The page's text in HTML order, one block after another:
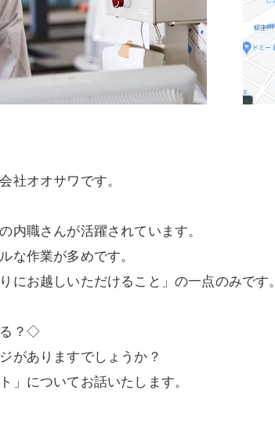
社オオサワです。
内職さんが活躍されています。
な作業が多めです。
にお越しいただけること」の一点のみです。
る？◇
がありますでしょうか？
」についてお話いたします。